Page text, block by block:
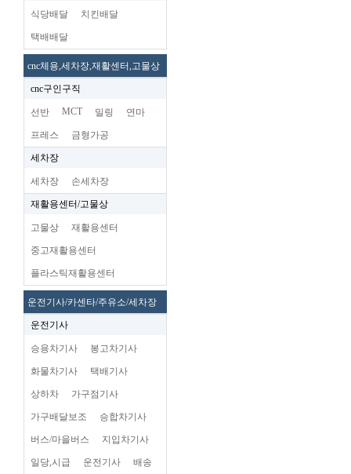
식당배달 치킨배달
택배배달
cnc체용,세차장,재활센터,고물상
cnc구인구직
선반 MCT 밀링 연마
프레스 금형가공
세차장
세차장 손세차장
재활용센터/고물상
고물상 재활용센터
중고재활용센터
플라스틱재활용센터
운전기사/카센타/주유소/세차장
운전기사
승용차기사 봉고차기사
화물차기사 택배기사
상하차 가구점기사
가구배달보조 승합차기사
버스/마을버스 지입차기사
일당,시급 운전기사 배송